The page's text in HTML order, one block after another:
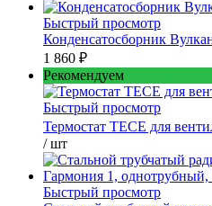
Быстрый просмотр
Конденсатосборник
1 860 ₽
Рекомендуем
Быстрый просмотр
Термостат TECE для
/ шт
Быстрый просмотр